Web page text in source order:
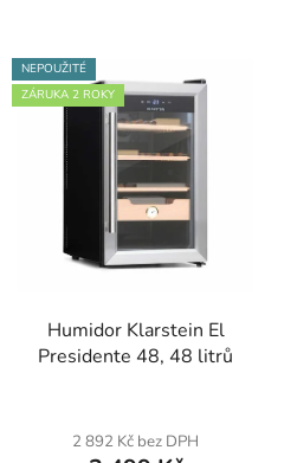
NEPOUŽITÉ
ZÁRUKA 2 ROKY
Humidor Klarstein El
Presidente 48, 48 litrů
2 892 Kč bez DPH